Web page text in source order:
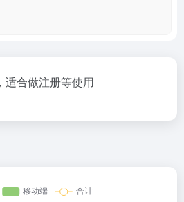
适合做注册等使用